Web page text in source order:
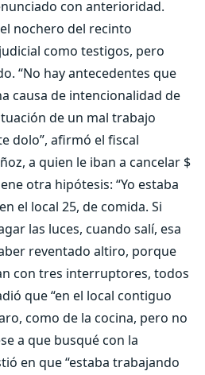
con anterioridad.
nochero del recinto
como testigos, pero
“No hay antecedentes que
causa de intencionalidad de
de un mal trabajo
dolo”, afirmó el fiscal
a quien le iban a cancelar $
otra hipótesis: “Yo estaba
el local 25, de comida. Si
las luces, cuando salí, esa
reventado altiro, porque
con tres interruptores, todos
que “en el local contiguo
como de la cocina, pero no
a que busqué con la
en que “estaba trabajando